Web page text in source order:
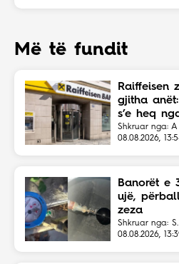
Më të fundit
Raiffeisen
gjitha
s’e heq
Shkruar nga:
08.08.2026,
Banorët e
ujë,
zeza
Shkruar nga:
08.08.2026,